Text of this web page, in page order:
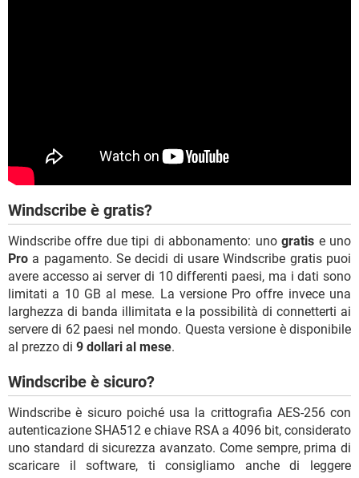
Windscribe è gratis?
Windscribe offre due tipi di abbonamento: unogratis e uno
Pro a pagamento. Se decidi di usare Windscribe gratis puoi
avere accesso ai server di 10 differenti paesi, ma i dati sono
limitati a 10 GB al mese. La versione Pro offre invece una
larghezza di banda illimitata e la possibilità di connetterti ai
servere di 62 paesi nel mondo. Questa versione è disponibile
al prezzo di 9 dollari al mese.
Windscribe è sicuro?
Windscribe è sicuro poiché usa la crittografia AES-256 con
autenticazione SHA512 e chiave RSA a 4096 bit, considerato
uno standard di sicurezza avanzato. Come sempre, prima di
scaricare il software, ti consigliamo anche di leggere